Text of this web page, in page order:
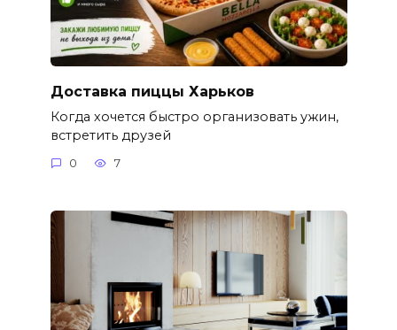
Доставка пиццы Харьков
Когда хочется быстро организовать ужин,
встретить друзей
0 7